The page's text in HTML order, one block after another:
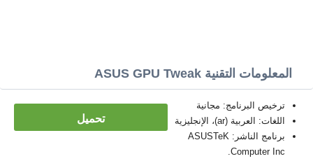
المعلومات التقنية ASUS GPU Tweak
تحميل
ترخيص البرنامج: مجانية
اللغات: العربية (ar)، الإنجليزية
برنامج الناشر: ASUSTeK
Computer Inc.